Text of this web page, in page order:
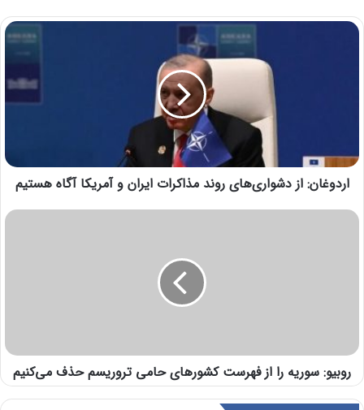
اردوغان: از دشواری‌های روند مذاکرات ایران و آمریکا آگاه هستیم
روبیو: سوریه را از فهرست کشورهای حامی تروریسم حذف می‌کنیم